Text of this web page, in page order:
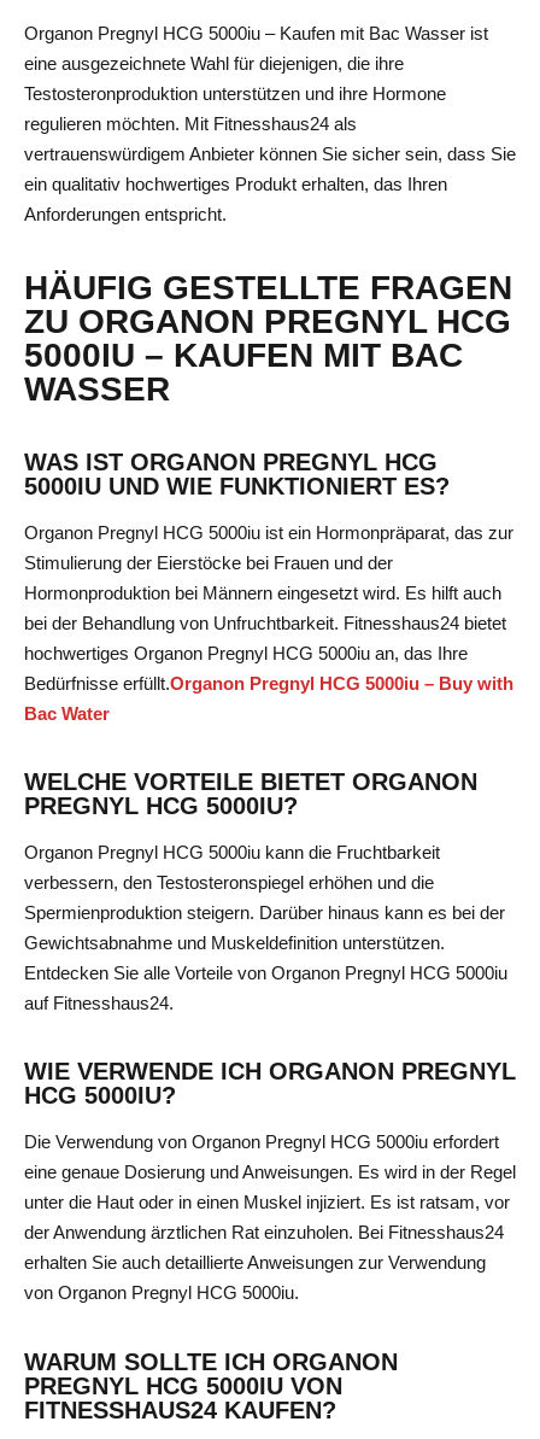
Organon Pregnyl HCG 5000iu – Kaufen mit Bac Wasser ist
eine ausgezeichnete Wahl für diejenigen, die ihre
Testosteronproduktion unterstützen und ihre Hormone
regulieren möchten. Mit Fitnesshaus24 als
vertrauenswürdigem Anbieter können Sie sicher sein, dass Sie
ein qualitativ hochwertiges Produkt erhalten, das Ihren
Anforderungen entspricht.
HÄUFIG GESTELLTE FRAGEN
ZU ORGANON PREGNYL HCG
5000IU – KAUFEN MIT BAC
WASSER
WAS IST ORGANON PREGNYL HCG
5000IU UND WIE FUNKTIONIERT ES?
Organon Pregnyl HCG 5000iu ist ein Hormonpräparat, das zur
Stimulierung der Eierstöcke bei Frauen und der
Hormonproduktion bei Männern eingesetzt wird. Es hilft auch
bei der Behandlung von Unfruchtbarkeit. Fitnesshaus24 bietet
hochwertiges Organon Pregnyl HCG 5000iu an, das Ihre
Bedürfnisse erfüllt.Organon Pregnyl HCG 5000iu – Buy with
Bac Water
WELCHE VORTEILE BIETET ORGANON
PREGNYL HCG 5000IU?
Organon Pregnyl HCG 5000iu kann die Fruchtbarkeit
verbessern, den Testosteronspiegel erhöhen und die
Spermienproduktion steigern. Darüber hinaus kann es bei der
Gewichtsabnahme und Muskeldefinition unterstützen.
Entdecken Sie alle Vorteile von Organon Pregnyl HCG 5000iu
auf Fitnesshaus24.
WIE VERWENDE ICH ORGANON PREGNYL
HCG 5000IU?
Die Verwendung von Organon Pregnyl HCG 5000iu erfordert
eine genaue Dosierung und Anweisungen. Es wird in der Regel
unter die Haut oder in einen Muskel injiziert. Es ist ratsam, vor
der Anwendung ärztlichen Rat einzuholen. Bei Fitnesshaus24
erhalten Sie auch detaillierte Anweisungen zur Verwendung
von Organon Pregnyl HCG 5000iu.
WARUM SOLLTE ICH ORGANON
PREGNYL HCG 5000IU VON
FITNESSHAUS24 KAUFEN?